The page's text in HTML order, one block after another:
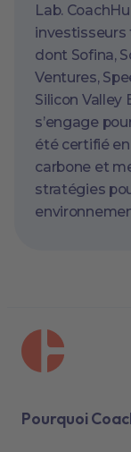
Lab.
investisseurs
dont Sofina,
Ventures,
Silicon Valley
s’engage
été certifié
carbone et
stratégies
Pourquoi